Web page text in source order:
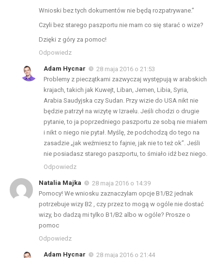
Wnioski bez tych dokumentów nie będą rozpatrywane.”
Czyli bez starego paszportu nie mam co się starać o wize?
Dzięki z góry za pomoc!
Odpowiedz
Adam Hycnar
28 maja 2016 o 21:53
Problemy z pieczątkami zazwyczaj występują w arabskich
krajach, takich jak Kuwejt, Liban, Jemen, Libia, Syria,
Arabia Saudyjska czy Sudan. Przy wizie do USA nikt nie
będzie patrzył na wizytę w Izraelu. Jeśli chodzi o drugie
pytanie, to ja poprzedniego paszportu ze sobą nie miałem
i nikt o niego nie pytał. Myślę, że podchodzą do tego na
zasadzie „jak weźmiesz to fajnie, jak nie to też ok”. Jeśli
nie posiadasz starego paszportu, to śmiało idź bez niego.
Odpowiedz
Natalia Majka
28 maja 2016 o 14:39
Pomocy! We wniosku zaznaczylam opcje B1/B2 jednak
potrzebuje wizy B2 , czy przez to mogą w ogóle nie dostać
wizy, bo dadzą mi tylko B1/B2 albo w ogóle? Prosze o
pomoc
Odpowiedz
Adam Hycnar 28 maja 2016 o 21:44